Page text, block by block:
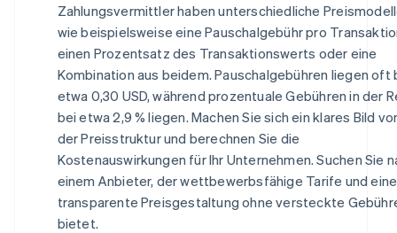
Zahlungsvermittler haben unterschiedliche
wie beispielsweise eine Pauschalgebühr pro
einen Prozentsatz des Transaktionswerts oder eine
Kombination aus beidem. Pauschalgebühren liegen oft
etwa 0,30 USD, während prozentuale Gebühren in der
bei etwa 2,9 % liegen. Machen Sie sich ein klares Bild
der Preisstruktur und berechnen Sie die
Kostenauswirkungen für Ihr Unternehmen. Suchen Sie
einem Anbieter, der wettbewerbsfähige Tarife und eine
transparente Preisgestaltung ohne versteckte
bietet.